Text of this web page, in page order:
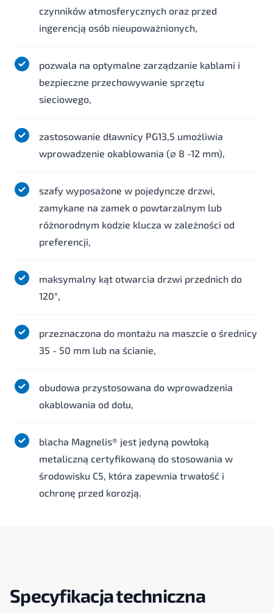
czynników atmosferycznych oraz przed
ingerencją osób nieupoważnionych,
pozwala na optymalne zarządzanie kablami i
bezpieczne przechowywanie sprzętu
sieciowego,
zastosowanie dławnicy PG13,5 umożliwia
wprowadzenie okablowania (⌀ 8 -12 mm),
szafy wyposażone w pojedyncze drzwi,
zamykane na zamek o powtarzalnym lub
różnorodnym kodzie klucza w zależności od
preferencji,
maksymalny kąt otwarcia drzwi przednich do
120°,
przeznaczona do montażu na maszcie o średnicy
35 - 50 mm lub na ścianie,
obudowa przystosowana do wprowadzenia
okablowania od dołu,
blacha Magnelis® jest jedyną powłoką
metaliczną certyfikowaną do stosowania w
środowisku C5, która zapewnia trwałość i
ochronę przed korozją.
Specyfikacja techniczna